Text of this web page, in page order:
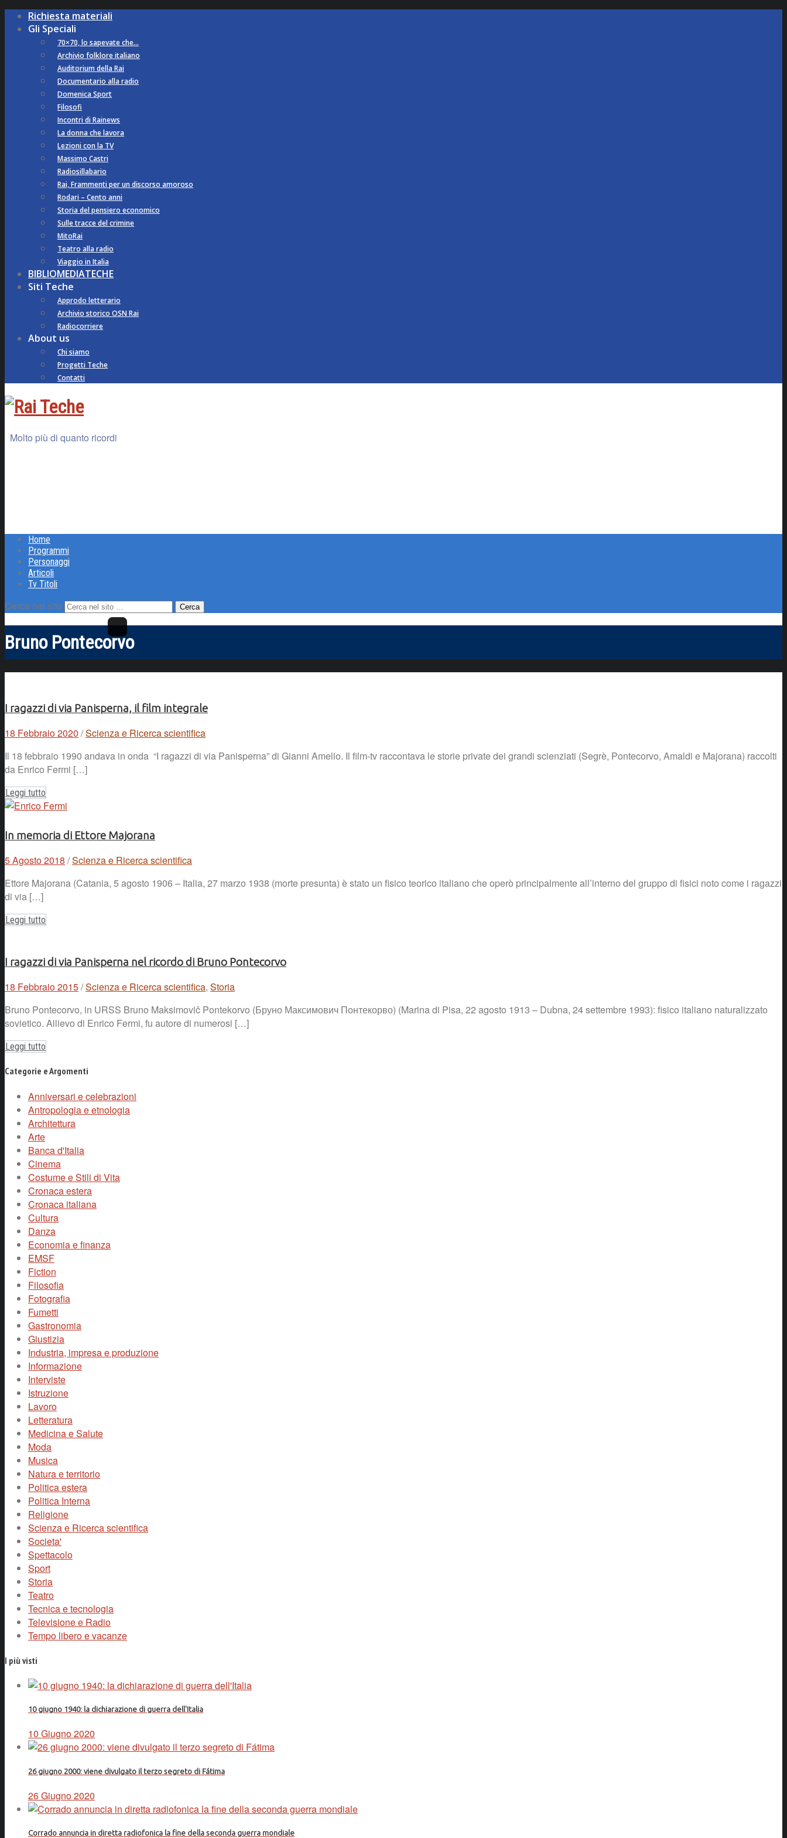
Richiesta materiali
Gli Speciali
70×70, lo sapevate che…
Archivio folklore italiano
Auditorium della Rai
Documentario alla radio
Domenica Sport
Filosofi
Incontri di Rainews
La donna che lavora
Lezioni con la TV
Massimo Castri
Radiosillabario
Rai, Frammenti per un discorso amoroso
Rodari – Cento anni
Storia del pensiero economico
Sulle tracce del crimine
MitoRai
Teatro alla radio
Viaggio in Italia
BIBLIOMEDIATECHE
Siti Teche
Approdo letterario
Archivio storico OSN Rai
Radiocorriere
About us
Chi siamo
Progetti Teche
Contatti
Molto più di quanto ricordi
Home
Programmi
Personaggi
Articoli
Tv Titoli
Cerca nel sito
Bruno Pontecorvo
I ragazzi di via Panisperna, il film integrale
18 Febbraio 2020 /Scienza e Ricerca scientifica
Il 18 febbraio 1990 andava in onda “I ragazzi di via Panisperna” di Gianni Amelio. Il film-tv raccontava le storie private dei grandi scienziati (Segrè, Pontecorvo, Amaldi e Majorana) raccolti
da Enrico Fermi […]
Leggi tutto
In memoria di Ettore Majorana
5 Agosto 2018 /Scienza e Ricerca scientifica
Ettore Majorana (Catania, 5 agosto 1906 – Italia, 27 marzo 1938 (morte presunta) è stato un fisico teorico italiano che operò principalmente all’interno del gruppo di fisici noto come i ragazzi
di via […]
Leggi tutto
I ragazzi di via Panisperna nel ricordo di Bruno Pontecorvo
18 Febbraio 2015/Scienza e Ricerca scientifica, Storia
Bruno Pontecorvo, in URSS Bruno Maksimovič Pontekorvo (Бруно Максимович Понтекорво) (Marina di Pisa, 22 agosto 1913 – Dubna, 24 settembre 1993): fisico italiano naturalizzato
sovietico. Allievo di Enrico Fermi, fu autore di numerosi […]
Leggi tutto
Categorie e Argomenti
Anniversari e celebrazioni
Antropologia e etnologia
Architettura
Arte
Banca d'Italia
Cinema
Costume e Stili di Vita
Cronaca estera
Cronaca italiana
Cultura
Danza
Economia e finanza
EMSF
Fiction
Filosofia
Fotografia
Fumetti
Gastronomia
Giustizia
Industria, impresa e produzione
Informazione
Interviste
Istruzione
Lavoro
Letteratura
Medicina e Salute
Moda
Musica
Natura e territorio
Politica estera
Politica Interna
Religione
Scienza e Ricerca scientifica
Societa'
Spettacolo
Sport
Storia
Teatro
Tecnica e tecnologia
Televisione e Radio
Tempo libero e vacanze
I più visti
10 giugno 1940: la dichiarazione di guerra dell'Italia
10 Giugno 2020
26 giugno 2000: viene divulgato il terzo segreto di Fátima
26 Giugno 2020
Corrado annuncia in diretta radiofonica la fine della seconda guerra mondiale